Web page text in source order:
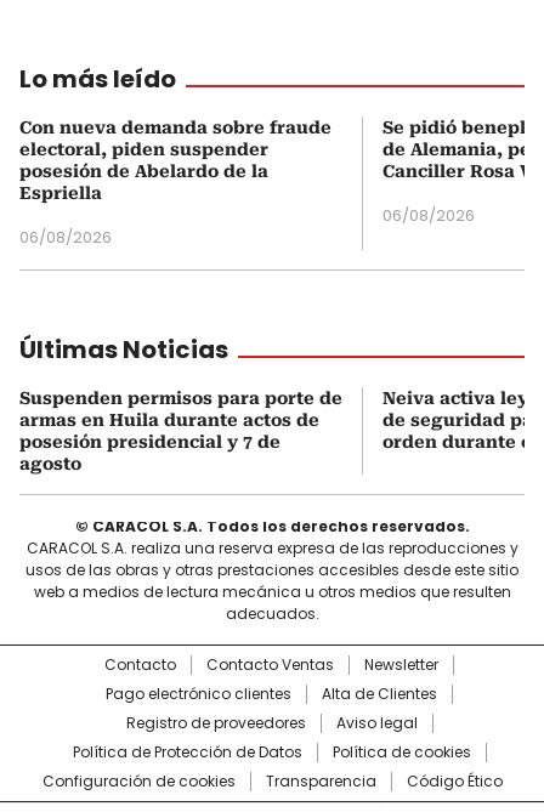
Lo más leído
Con nueva demanda sobre fraude
electoral, piden suspender
posesión de Abelardo de la
Espriella
06/08/2026
Se pidió
de Alemania,
Canciller Rosa
06/08/2026
Últimas Noticias
Suspenden permisos para porte de
armas en Huila durante actos de
posesión presidencial y 7 de
agosto
Neiva activa ley
de seguridad
orden durante el
© CARACOL S.A. Todos los derechos reservados.
CARACOL S.A. realiza una reserva expresa de las reproducciones y
usos de las obras y otras prestaciones accesibles desde este sitio
web a medios de lectura mecánica u otros medios que resulten
adecuados.
Contacto Contacto Ventas
Newsletter
Pago electrónico clientes
Alta de Clientes
Registro de proveedores
Aviso legal
Política de Protección de Datos
Política de cookies
Configuración de cookies
Transparencia Código Ético